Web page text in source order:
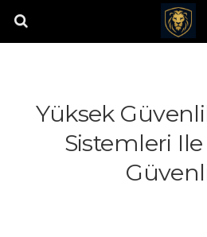
Yüksek
Sistemleri